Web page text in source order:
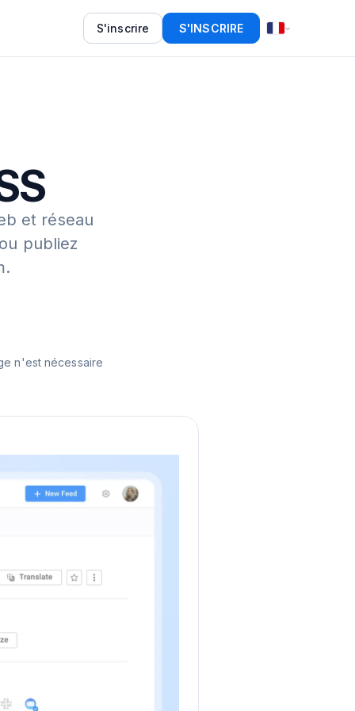
S'inscrire S'INSCRIRE
et réseau
publiez
n'est nécessaire